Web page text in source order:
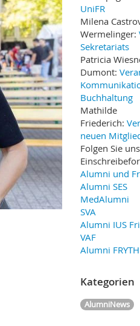
UniFR
Milena
Wermelinger:
Sekretariats
Patricia
Dumont:
Buchhaltung
Mathilde
Friederich:
neuen
Folgen Sie
Alumni und
Alumni SES
MedAlumni
SVA
Alumni IUS
VAF
Alumni
Kategorien
AlumniNews